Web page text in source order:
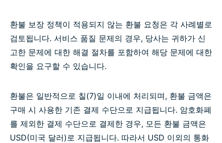
환불 보장 정책이 적용되지 않는 환불 요청은 각 사례별로
검토됩니다. 서비스 품질 문제의 경우, 당사는 귀하가 신
고한 문제에 대한 해결 절차를 포함하여 해당 문제에 대한
확인을 요구할 수 있습니다.
환불은 일반적으로 칠(7)일 이내에 처리되며, 환불 금액은
구매 시 사용한 기존 결제 수단으로 지급됩니다. 암호화폐
를 제외한 결제 수단으로 결제한 경우, 모든 환불 금액은
USD(미국 달러)로 지급됩니다. 따라서 USD 이외의 통화